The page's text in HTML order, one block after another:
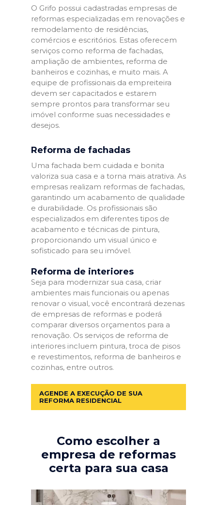
O Grifo possui cadastradas empresas de
reformas especializadas em renovações e
remodelamento de residências,
comércios e escritórios. Estas oferecem
serviços como reforma de fachadas,
ampliação de ambientes, reforma de
banheiros e cozinhas, e muito mais. A
equipe de profissionais da empreiteira
devem ser capacitados e estarem
sempre prontos para transformar seu
imóvel conforme suas necessidades e
desejos.
Reforma de fachadas
Uma fachada bem cuidada e bonita
valoriza sua casa e a torna mais atrativa. As
empresas realizam reformas de fachadas,
garantindo um acabamento de qualidade
e durabilidade. Os profissionais são
especializados em diferentes tipos de
acabamento e técnicas de pintura,
proporcionando um visual único e
sofisticado para seu imóvel.
Reforma de interiores
Seja para modernizar sua casa, criar
ambientes mais funcionais ou apenas
renovar o visual, você encontrará dezenas
de empresas de reformas e poderá
comparar diversos orçamentos para a
renovação. Os serviços de reforma de
interiores incluem pintura, troca de pisos
e revestimentos, reforma de banheiros e
cozinhas, entre outros.
AGENDE A EXECUÇÃO DE SUA
REFORMA RESIDENCIAL
Como escolher a
empresa de reformas
certa para sua casa